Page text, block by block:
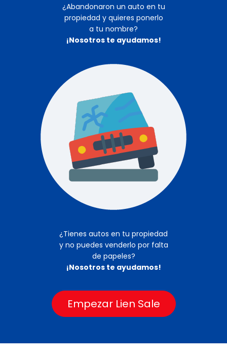
¿Abandonaron un auto en tu
propiedad y quieres ponerlo
a tu nombre?
¡Nosotros te ayudamos!
¿Tienes autos en tu propiedad
y no puedes venderlo por falta
de papeles?
¡Nosotros te ayudamos!
Empezar Lien Sale